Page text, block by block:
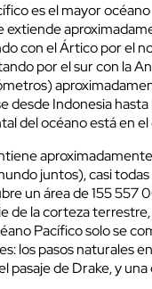
es el mayor
extiende
con el Ártico por el
por el sur con la
desde Indonesia
del océano está en
juntos), casi
un área de 155 557
de la corteza
Pacífico solo se
los pasos naturales
pasaje de Drake, y